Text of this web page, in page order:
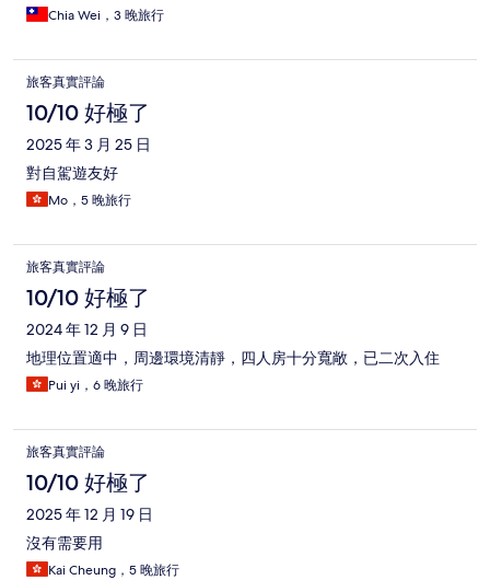
Chia Wei，3 晚旅行
旅客真實評論
10/10 好極了
2025 年 3 月 25 日
對自駕遊友好
Mo，5 晚旅行
旅客真實評論
10/10 好極了
2024 年 12 月 9 日
地理位置適中，周邊環境清靜，四人房十分寬敞，已二次入住
Pui yi，6 晚旅行
旅客真實評論
10/10 好極了
2025 年 12 月 19 日
沒有需要用
Kai Cheung，5 晚旅行